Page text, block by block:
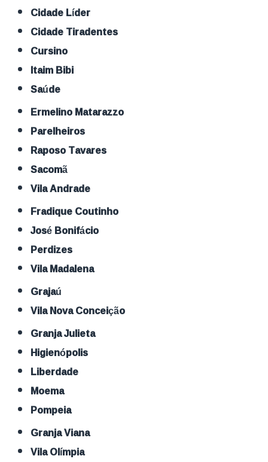
Cidade Líder
Cidade Tiradentes
Cursino
Itaim Bibi
Saúde
Ermelino Matarazzo
Parelheiros
Raposo Tavares
Sacomã
Vila Andrade
Fradique Coutinho
José Bonifácio
Perdizes
Vila Madalena
Grajaú
Vila Nova Conceição
Granja Julieta
Higienópolis
Liberdade
Moema
Pompeia
Granja Viana
Vila Olímpia